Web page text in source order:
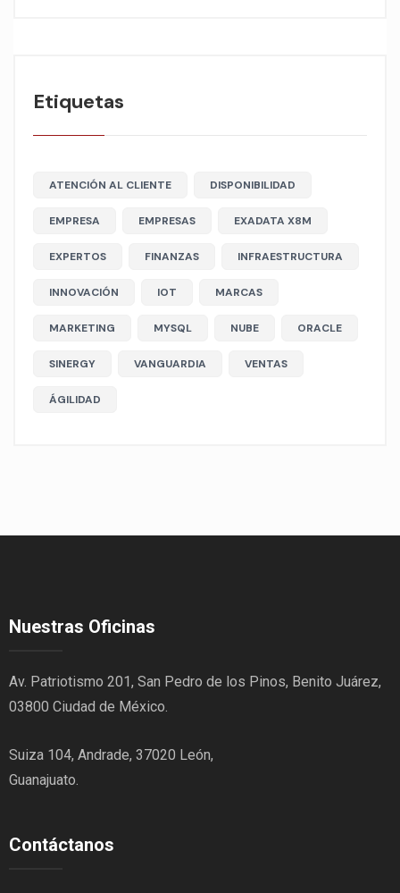
Etiquetas
ATENCIÓN AL CLIENTE DISPONIBILIDAD
EMPRESA EMPRESAS EXADATA X8M
EXPERTOS FINANZAS INFRAESTRUCTURA
INNOVACIÓN IOT MARCAS
MARKETING MYSQL NUBE ORACLE
SINERGY VANGUARDIA VENTAS
ÁGILIDAD
Nuestras Oficinas
Av. Patriotismo 201, San Pedro de los Pinos, Benito Juárez,
03800 Ciudad de México.
Suiza 104, Andrade, 37020 León,
Guanajuato.
Contáctanos